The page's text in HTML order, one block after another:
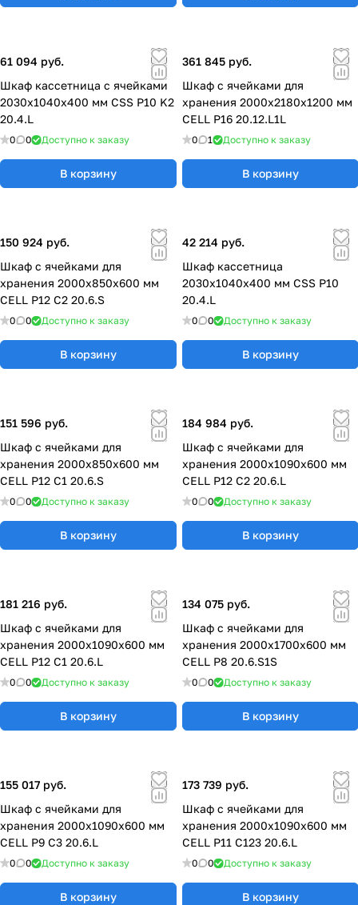
61 094 руб.
Шкаф кассетница с ячейками
2030x1040x400 мм CSS P10 K2
20.4.L
0 0 Доступно к заказу
В корзину
361 845 руб.
Шкаф с ячейками для
хранения 2000х2180х1200 мм
CELL P16 20.12.L1L
0 1 Доступно к заказу
В корзину
150 924 руб.
Шкаф с ячейками для
хранения 2000х850х600 мм
CELL P12 C2 20.6.S
0 0 Доступно к заказу
В корзину
42 214 руб.
Шкаф кассетница
2030x1040x400 мм CSS P10
20.4.L
0 0 Доступно к заказу
В корзину
151 596 руб.
Шкаф с ячейками для
хранения 2000х850х600 мм
CELL P12 C1 20.6.S
0 0 Доступно к заказу
В корзину
184 984 руб.
Шкаф с ячейками для
хранения 2000х1090х600 мм
CELL P12 C2 20.6.L
0 0 Доступно к заказу
В корзину
181 216 руб.
Шкаф с ячейками для
хранения 2000х1090х600 мм
CELL P12 C1 20.6.L
0 0 Доступно к заказу
В корзину
134 075 руб.
Шкаф с ячейками для
хранения 2000х1700х600 мм
CELL P8 20.6.S1S
0 0 Доступно к заказу
В корзину
155 017 руб.
Шкаф с ячейками для
хранения 2000х1090х600 мм
CELL P9 C3 20.6.L
0 0 Доступно к заказу
В корзину
173 739 руб.
Шкаф с ячейками для
хранения 2000х1090х600 мм
CELL P11 C123 20.6.L
0 0 Доступно к заказу
В корзину